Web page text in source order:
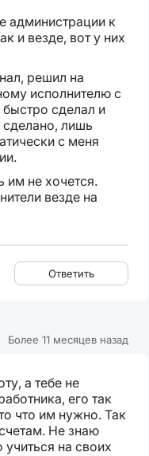
администрации к
и везде, вот у них
решил на
исполнителю с
сделал и
лишь
с меня
им не хочется.
везде на
Ответить
Более 11 месяцев назад
а тебе не
его так
что им нужно. Так
Не знаю
на своих